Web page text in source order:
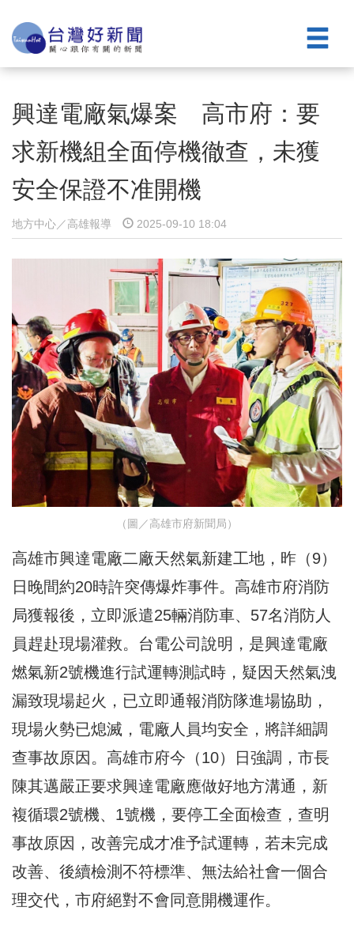
興達電廠氣爆案 高市府：要
求新機組全面停機徹查，未獲
安全保證不准開機
地方中心／高雄報導 2025-09-10 18:04
（圖／高雄市府新聞局）
高雄市興達電廠二廠天然氣新建工地，昨（9）
日晚間約20時許突傳爆炸事件。高雄市府消防
局獲報後，立即派遣25輛消防車、57名消防人
員趕赴現場灌救。台電公司說明，是興達電廠
燃氣新2號機進行試運轉測試時，疑因天然氣洩
漏致現場起火，已立即通報消防隊進場協助，
現場火勢已熄滅，電廠人員均安全，將詳細調
查事故原因。高雄市府今（10）日強調，市長
陳其邁嚴正要求興達電廠應做好地方溝通，新
複循環2號機、1號機，要停工全面檢查，查明
事故原因，改善完成才准予試運轉，若未完成
改善、後續檢測不符標準、無法給社會一個合
理交代，市府絕對不會同意開機運作。